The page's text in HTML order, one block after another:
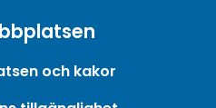
och kakor